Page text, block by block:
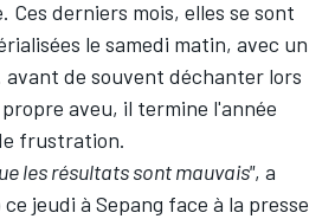
Ces derniers mois, elles se sont
le samedi matin, avec un
de souvent déchanter lors
aveu, il termine l'année
frustration.
les résultats sont mauvais", a
jeudi à Sepang face à la presse